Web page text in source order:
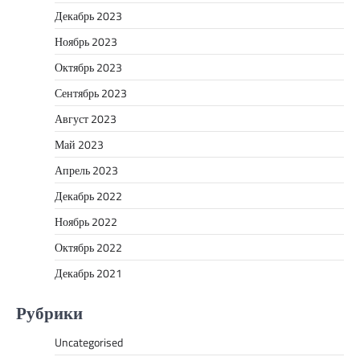
Декабрь 2023
Ноябрь 2023
Октябрь 2023
Сентябрь 2023
Август 2023
Май 2023
Апрель 2023
Декабрь 2022
Ноябрь 2022
Октябрь 2022
Декабрь 2021
Рубрики
Uncategorised